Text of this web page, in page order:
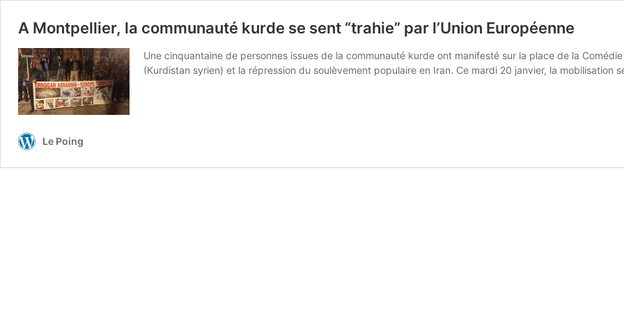
A Montpellier, la communauté kurde se sent “trahie” par l’Union Européenne
Une cinquantaine de personnes issues de la communauté kurde ont manifesté sur la place de la
(Kurdistan syrien) et la répression du soulèvement populaire en Iran. Ce mardi 20 janvier, la
Le Poing